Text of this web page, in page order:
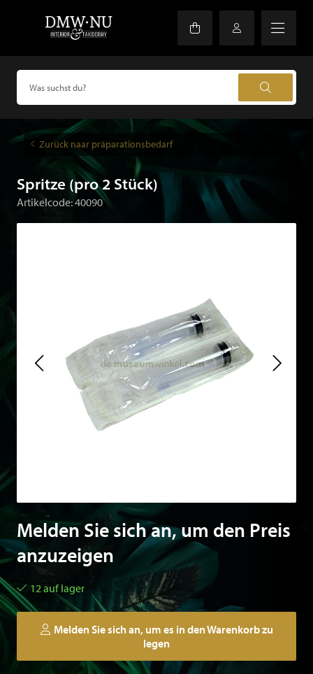
Zurück naar präparationsbedarf
Spritze (pro 2 Stück)
Artikelcode: 40090
Melden Sie sich an, um den Preis
anzuzeigen
12 auf lager
Melden Sie sich an, um es in den Warenkorb zu
legen